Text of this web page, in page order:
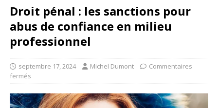
Droit pénal : les sanctions pour
abus de confiance en milieu
professionnel
septembre 17, 2024 Michel Dumont
Commentaires
fermés